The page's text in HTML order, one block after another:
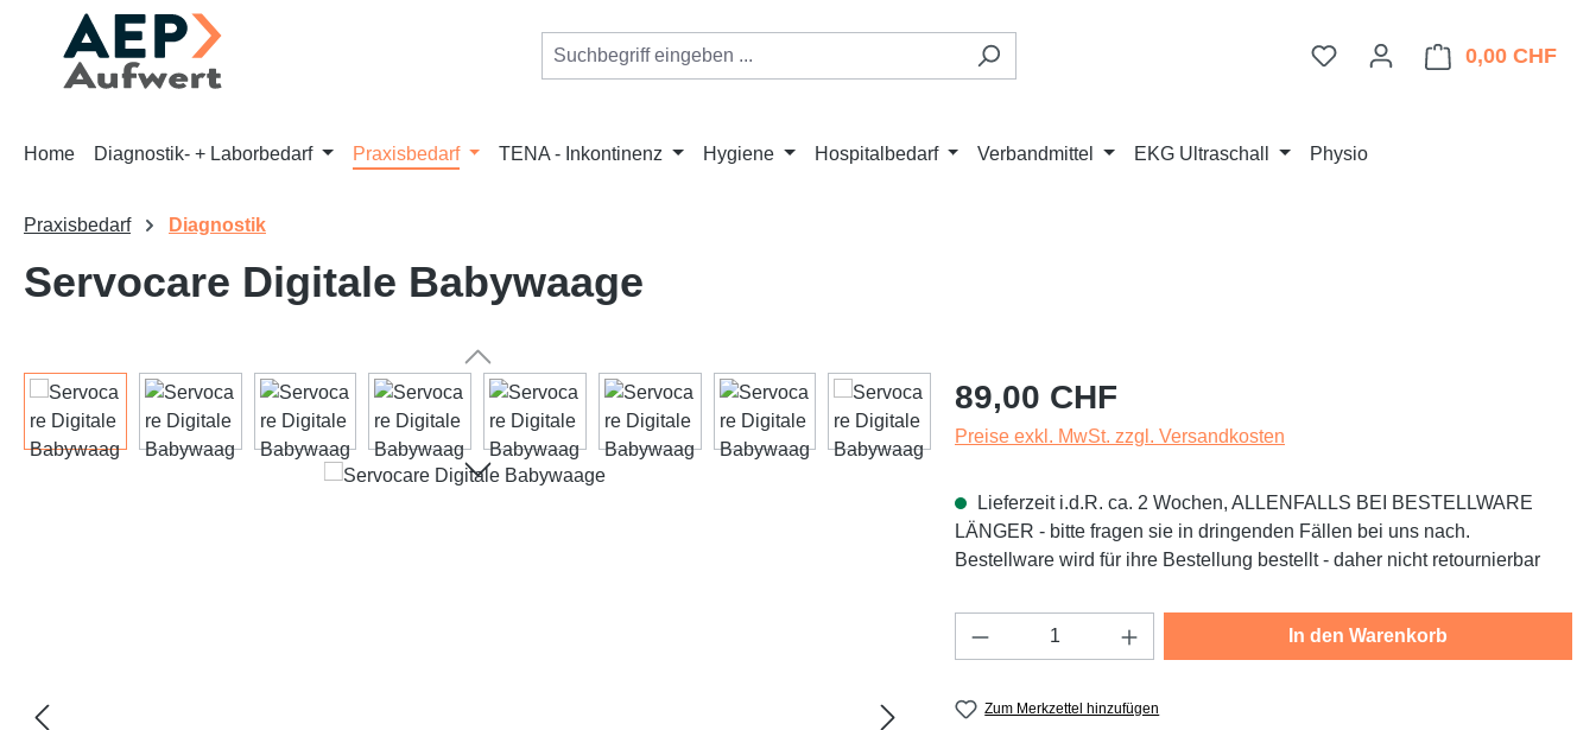
Hauptinhalt springen
Zur Suche springen
Zur Hauptnavigation springen
Du hast 0 Produkte auf dem
0,00 CHF
Home Diagnostik- + Laborbedarf Praxisbedarf TENA - Inkontinenz Hygiene Hospitalbedarf Verbandmittel EKG Ultraschall Physio
Praxisbedarf Diagnostik
Servocare Digitale Babywaage
Bildergalerie überspringen Regulärer Preis:
89,00 CHF
Preise exkl. MwSt. zzgl. Versandkosten
Lieferzeit i.d.R. ca. 2 Wochen, ALLENFALLS BEI BESTELLWARE
LÄNGER - bitte fragen sie in dringenden Fällen bei uns nach.
Bestellware wird für ihre Bestellung bestellt - daher nicht retournierbar
Produkt Anzahl: Gib den gewünschten Wert ein
In den Warenkorb
Zum Merkzettel hinzufügen